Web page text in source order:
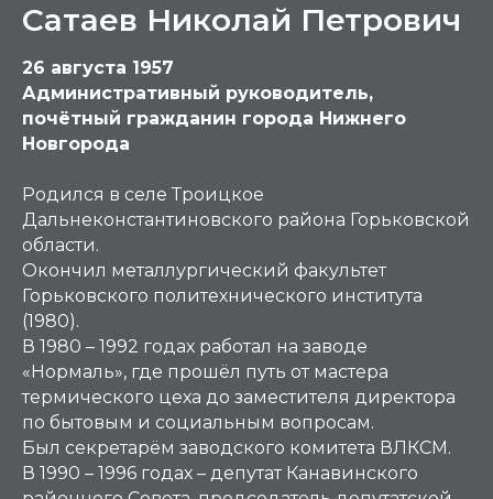
Сатаев Николай Петрович
26 августа 1957
Административный руководитель,
почётный гражданин города Нижнего
Новгорода
Родился в селе Троицкое
Дальнеконстантиновского района Горьковской
области.
Окончил металлургический факультет
Горьковского политехнического института
(1980).
В 1980 – 1992 годах работал на заводе
«Нормаль», где прошёл путь от мастера
термического цеха до заместителя директора
по бытовым и социальным вопросам.
Был секретарём заводского комитета ВЛКСМ.
В 1990 – 1996 годах – депутат Канавинского